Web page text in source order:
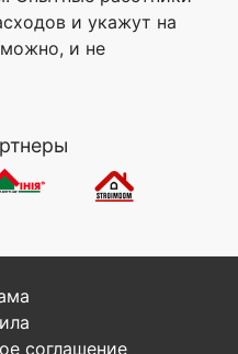
и укажут на
и не
соглашение